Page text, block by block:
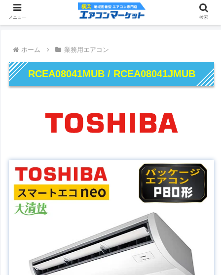
ホーム 業務用エアコン
RCEA08041MUB / RCEA08041JMUB
メニュー 検索